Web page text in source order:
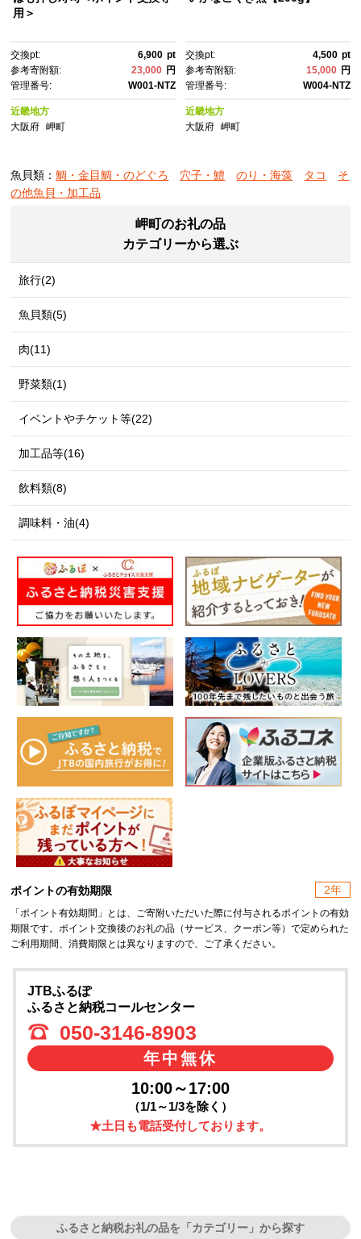
用＞
交換pt: 6,900 pt
参考寄附額:
23,000 円
管理番号:
W001-NTZ
近畿地方
大阪府
岬町
交換pt: 4,500 pt
参考寄附額:
15,000 円
管理番号:
W004-NTZ
近畿地方
大阪府 岬町
魚貝類：鯛・金目鯛・のどぐろ 穴子・鱧 のり・海藻 タコ
そ
の他魚貝・加工品
岬町のお礼の品
カテゴリーから選ぶ
旅行(2)
魚貝類(5)
肉(11)
野菜類(1)
イベントやチケット等(22)
加工品等(16)
飲料類(8)
調味料・油(4)
ポイントの有効期限 2年
「ポイント有効期間」とは、ご寄附いただいた際に付与されるポイントの有効
期限です。ポイント交換後のお礼の品（サービス、クーポン等）で定められた
ご利用期間、消費期限とは異なりますので、ご了承ください。
JTBふるぽ
ふるさと納税コールセンター
050-3146-8903
年中無休
10:00～17:00
（1/1～1/3を除く）
★土日も電話受付しております。
ふるさと納税お礼の品を「カテゴリー」から探す